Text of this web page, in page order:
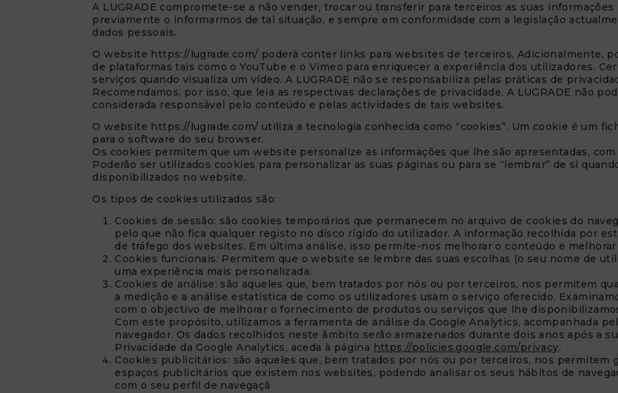
A LUGRADE compromete-se a não vender, trocar ou transferir para terceiros as suas informações
previamente o informarmos de tal situação, e sempre em conformidade com a legislação
dados pessoais.
O website https://lugrade.com/ poderá conter links para websites de terceiros. Adicionalmente,
de plataformas tais como o YouTube e o Vimeo para enriquecer a experiência dos utilizadores.
serviços quando visualiza um vídeo. A LUGRADE não se responsabiliza pelas práticas de
Recomendamos, por isso, que leia as respectivas declarações de privacidade. A LUGRADE não
considerada responsável pelo conteúdo e pelas actividades de tais websites.
O website https://lugrade.com/ utiliza a tecnologia conhecida como “cookies”. Um cookie é um
para o software do seu browser.
Os cookies permitem que um website personalize as informações que lhe são apresentadas,
Poderão ser utilizados cookies para personalizar as suas páginas ou para se “lembrar” de si
disponibilizados no website.
Os tipos de cookies utilizados são:
Cookies de sessão: são cookies temporários que permanecem no arquivo de cookies do
pelo que não fica qualquer registo no disco rígido do utilizador. A informação recolhida por
de tráfego dos websites. Em última análise, isso permite-nos melhorar o conteúdo e
Cookies funcionais: Permitem que o website se lembre das suas escolhas (o seu nome de
uma experiência mais personalizada.
Cookies de análise: são aqueles que, bem tratados por nós ou por terceiros, nos permitem
a medição e a análise estatística de como os utilizadores usam o serviço oferecido.
com o objectivo de melhorar o fornecimento de produtos ou serviços que lhe
Com este propósito, utilizamos a ferramenta de análise da Google Analytics, acompanhada
navegador. Os dados recolhidos neste âmbito serão armazenados durante dois anos após a
Privacidade da Google Analytics, aceda à página https://policies.google.com/privacy.
Cookies publicitários: são aqueles que, bem tratados por nós ou por terceiros, nos permitem
espaços publicitários que existem nos websites, podendo analisar os seus hábitos de
com o seu perfil de navegaçã